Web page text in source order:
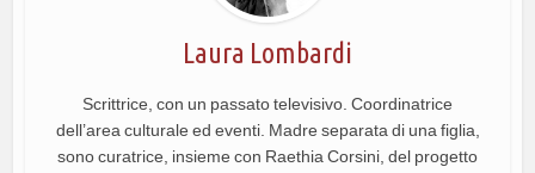
Laura Lombardi
Scrittrice, con un passato televisivo. Coordinatrice
dell’area culturale ed eventi. Madre separata di una figlia,
sono curatrice, insieme con Raethia Corsini, del progetto